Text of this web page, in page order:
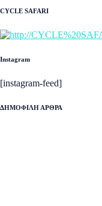
CYCLE SAFARI
Instagram
[instagram-feed]
ΔΗΜΟΦΙΛΗ ΑΡΘΡΑ